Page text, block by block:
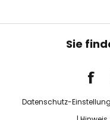
Sie
Datenschutz-